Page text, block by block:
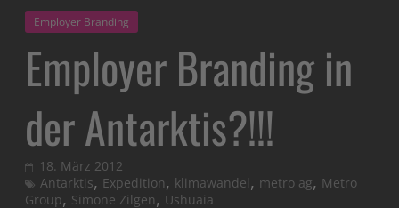
Employer Branding
Employer Branding in
der Antarktis?!!!
18. März 2012
Antarktis, Expedition, klimawandel, metro ag, Metro
Group, Simone Zilgen, Ushuaia